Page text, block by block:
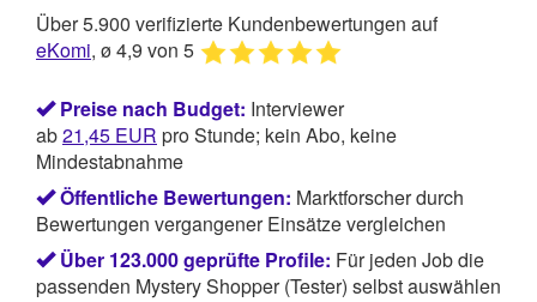
Über 5.900 verifizierte Kundenbewertungen auf
eKomi, ø 4,9 von 5
Preise nach Budget: Interviewer
ab21,45 EUR pro Stunde; kein Abo, keine
Mindestabnahme
Öffentliche Bewertungen: Marktforscher durch
Bewertungen vergangener Einsätze vergleichen
Über 123.000 geprüfte Profile: Für jeden Job die
passenden Mystery Shopper (Tester) selbst auswählen